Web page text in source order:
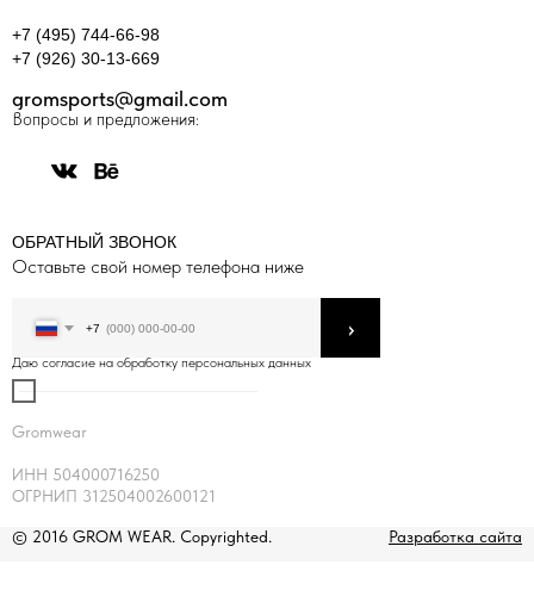
+7 (495) 744-66-98
+7 (926) 30-13-669
gromsports@gmail.com
Gromwear
ИНН 504000716250
ОГРНИП 312504002600121
© 2016 GROM WEAR. Copyrighted. Разработка сайта
Вопросы и предложения:
ОБРАТНЫЙ ЗВОНОК
Оставьте свой номер телефона ниже
+7
Даю согласие на обработку персональных данных
›